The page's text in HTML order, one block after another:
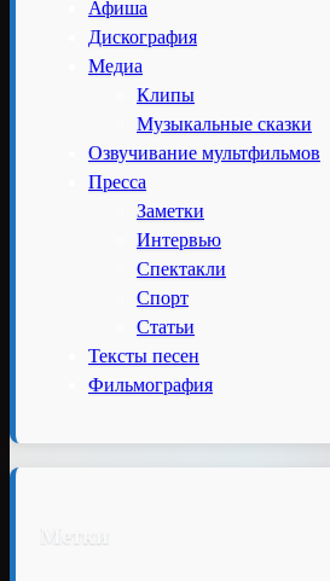
Афиша
Дискография
Медиа
Клипы
Музыкальные сказки
Озвучивание мультфильмов
Пресса
Заметки
Интервью
Спектакли
Спорт
Статьи
Тексты песен
Фильмография
Метки